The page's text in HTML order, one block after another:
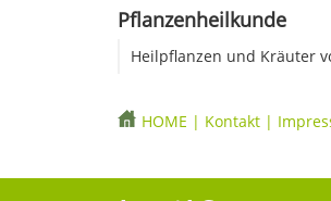
Pflanzenheilkunde
Heilpflanzen und Kräuter
HOME | Kontakt|